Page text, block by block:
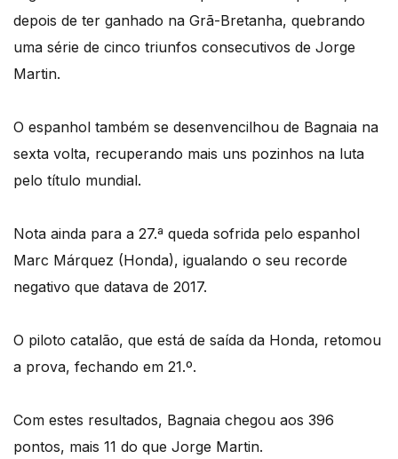
depois de ter ganhado na Grã-Bretanha, quebrando
uma série de cinco triunfos consecutivos de Jorge
Martin.
O espanhol também se desenvencilhou de Bagnaia na
sexta volta, recuperando mais uns pozinhos na luta
pelo título mundial.
Nota ainda para a 27.ª queda sofrida pelo espanhol
Marc Márquez (Honda), igualando o seu recorde
negativo que datava de 2017.
O piloto catalão, que está de saída da Honda, retomou
a prova, fechando em 21.º.
Com estes resultados, Bagnaia chegou aos 396
pontos, mais 11 do que Jorge Martin.